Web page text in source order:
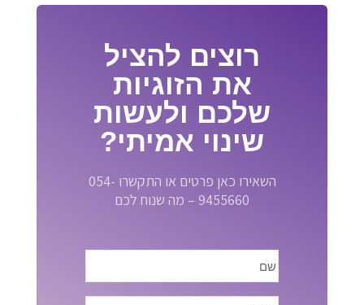
רוצים להציל
את הזוגיות
שלכם ולעשות
שינוי אמיתי?
השאירו כאן פרטים או התקשרו 054-
9455660 – מה שנוח לכם